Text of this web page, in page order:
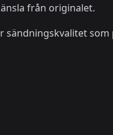
från originalet.
som